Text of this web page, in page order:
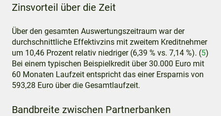
Zinsvorteil über die Zeit
Über den gesamten Auswertungszeitraum war der
durchschnittliche Effektivzins mit zweitem Kreditnehmer
um 10,46 Prozent relativ niedriger (6,39 % vs. 7,14 %). (5)
Bei einem typischen Beispielkredit über 30.000 Euro mit
60 Monaten Laufzeit entspricht das einer Ersparnis von
593,28 Euro über die Gesamtlaufzeit.
Bandbreite zwischen Partnerbanken